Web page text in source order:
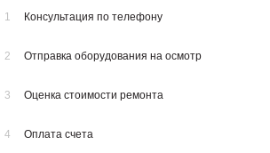
1 Консультация по телефону
2 Отправка оборудования на осмотр
3 Оценка стоимости ремонта
4 Оплата счета